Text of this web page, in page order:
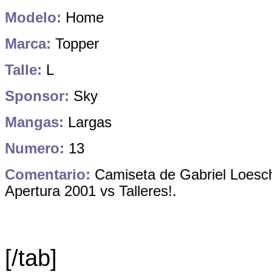
Modelo: Home
Marca: Topper
Talle: L
Sponsor: Sky
Mangas: Largas
Numero: 13
Comentario: Camiseta de Gabriel
Apertura 2001 vs Talleres!.
[/tab]